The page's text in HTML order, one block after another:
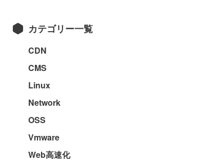
カテゴリー一覧
CDN
CMS
Linux
Network
OSS
Vmware
Web高速化